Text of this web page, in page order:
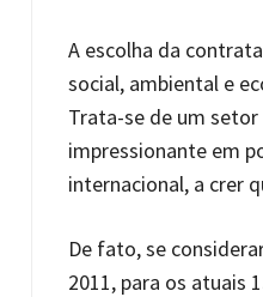
A escolha da
social, ambiental e
Trata-se de um
impressionante em
internacional, a crer
De fato, se
2011, para os atuais